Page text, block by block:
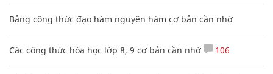
Bảng công thức đạo hàm nguyên hàm cơ bản cần nhớ
Các công thức hóa học lớp 8, 9 cơ bản cần nhớ 106